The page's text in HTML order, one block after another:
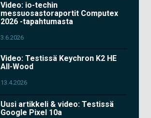
Video: io-techin
messuosastoraportit Computex
2026 -tapahtumasta
3.6.2026
Video: Testissä Keychron K2 HE
All-Wood
13.4.2026
Uusi artikkeli & video: Testissä
Google Pixel 10a